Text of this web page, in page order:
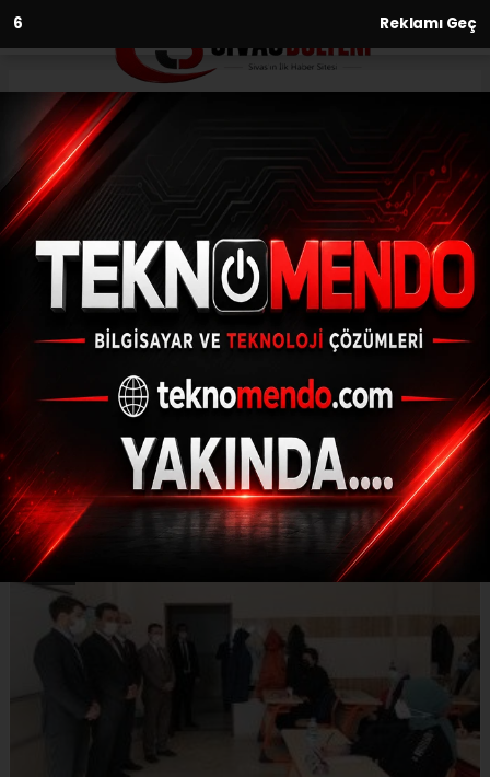
4 Reklamı Geç
Anasayfa
Dereceye giren öğrenciler
ödüllendirilecek
05.03.2021 - 22:33, Güncelleme: 05.03.2021 - 22:33
Sivas Valiliği himayesinde Sivas Belediyesi
ve İl Milli Eğitim Müdürlüğünce İstiklal
Marşı'nın Kabulünün 100. yılı anısına
düzenlenen Safahat...
ABONE OL